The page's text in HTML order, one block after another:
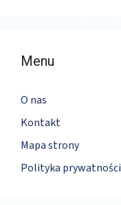
Menu
O nas
Kontakt
Mapa strony
Polityka prywatności